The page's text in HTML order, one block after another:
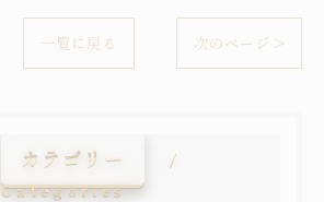
一覧に戻る 次のページ >
カテゴリー
Categories